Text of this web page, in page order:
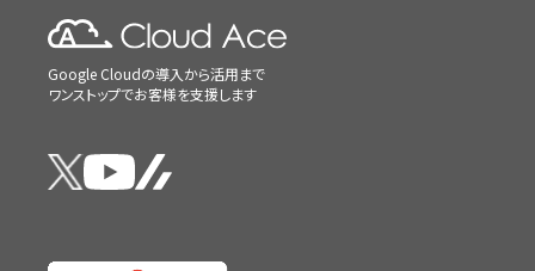
Google Cloudの導入から活用まで
ワンストップでお客様を支援します